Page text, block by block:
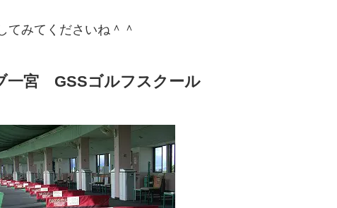
てみてくださいね＾＾
一宮 GSSゴルフスクール